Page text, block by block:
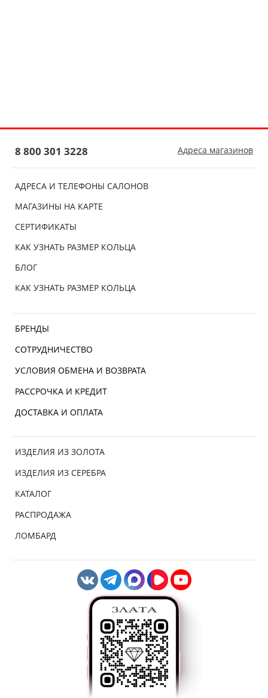
АДРЕСА И ТЕЛЕФОНЫ САЛОНОВ
МАГАЗИНЫ НА КАРТЕ
СЕРТИФИКАТЫ
КАК УЗНАТЬ РАЗМЕР КОЛЬЦА
БЛОГ
КАК УЗНАТЬ РАЗМЕР КОЛЬЦА
БРЕНДЫ
СОТРУДНИЧЕСТВО
УСЛОВИЯ ОБМЕНА И ВОЗВРАТА
РАССРОЧКА И КРЕДИТ
ДОСТАВКА И ОПЛАТА
ИЗДЕЛИЯ ИЗ ЗОЛОТА
ИЗДЕЛИЯ ИЗ СЕРЕБРА
КАТАЛОГ
РАСПРОДАЖА
ЛОМБАРД
8 800 301 3228 Адреса магазинов